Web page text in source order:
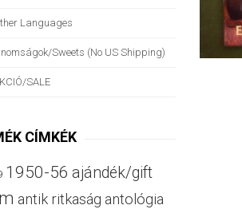
Languages
sweets (no US Shipping)
SALE
CÍMKÉK
1950-56 ajándék/gift
antik ritkaság antológia